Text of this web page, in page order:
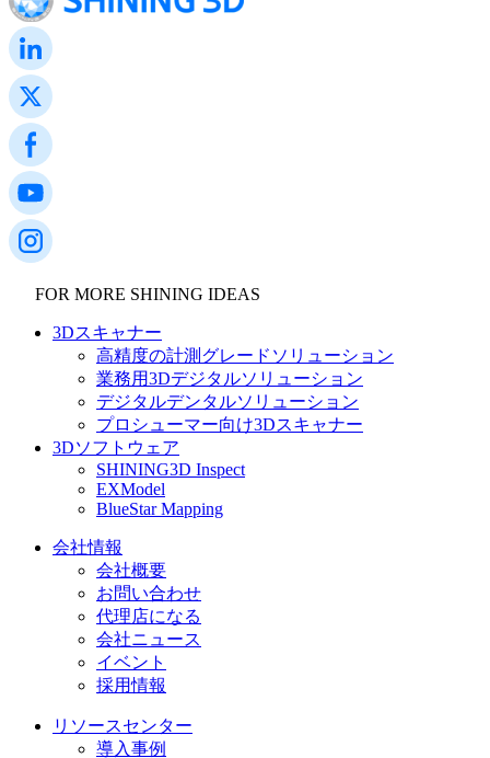
FOR MORE SHINING IDEAS
3Dスキャナー
高精度の計測グレードソリューション
業務用3Dデジタルソリューション
デジタルデンタルソリューション
プロシューマー向け3Dスキャナー
3Dソフトウェア
SHINING3D Inspect
EXModel
BlueStar Mapping
会社情報
会社概要
お問い合わせ
代理店になる
会社ニュース
イベント
採用情報
リソースセンター
導入事例